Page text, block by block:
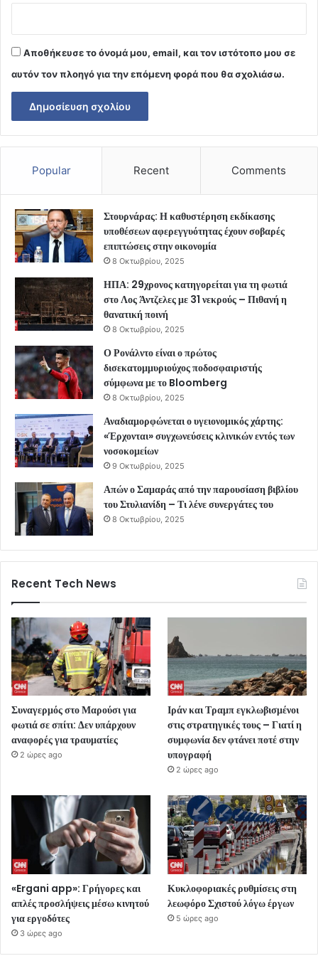
Αποθήκευσε το όνομά μου, email, και τον ιστότοπο μου σε
αυτόν τον πλοηγό για την επόμενη φορά που θα σχολιάσω.
Popular Recent Comments
Στουρνάρας: Η καθυστέρηση εκδίκασης
υποθέσεων αφερεγγυότητας έχουν σοβαρές
επιπτώσεις στην οικονομία
8 Οκτωβρίου, 2025
ΗΠΑ: 29χρονος κατηγορείται για τη φωτιά
στο Λος Άντζελες με 31 νεκρούς – Πιθανή η
θανατική ποινή
8 Οκτωβρίου, 2025
Ο Ρονάλντο είναι ο πρώτος
δισεκατομμυριούχος ποδοσφαιριστής
σύμφωνα με το Bloomberg
8 Οκτωβρίου, 2025
Αναδιαμορφώνεται ο υγειονομικός χάρτης:
«Έρχονται» συγχωνεύσεις κλινικών εντός των
νοσοκομείων
9 Οκτωβρίου, 2025
Απών ο Σαμαράς από την παρουσίαση βιβλίου
του Στυλιανίδη – Τι λένε συνεργάτες του
8 Οκτωβρίου, 2025
Recent Tech News
Συναγερμός στο Μαρούσι για
φωτιά σε σπίτι: Δεν υπάρχουν
αναφορές για τραυματίες
2 ώρες ago
Ιράν και Τραμπ εγκλωβισμένοι
στις στρατηγικές τους – Γιατί η
συμφωνία δεν φτάνει ποτέ στην
υπογραφή
2 ώρες ago
«Ergani app»: Γρήγορες και
απλές προσλήψεις μέσω κινητού
για εργοδότες
3 ώρες ago
Κυκλοφοριακές ρυθμίσεις στη
λεωφόρο Σχιστού λόγω έργων
5 ώρες ago